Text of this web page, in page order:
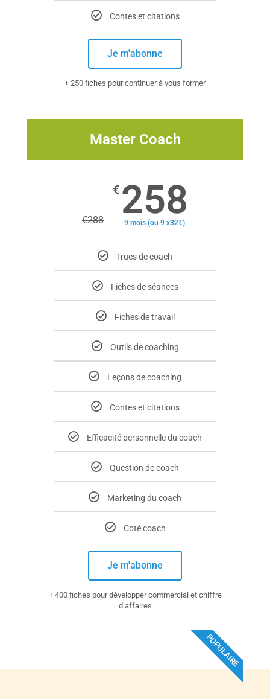
Contes et citations
Je m'abonne
+ 250 fiches pour continuer à vous former
Master Coach
€288
€ 258
9 mois (ou 9 x32€)
Trucs de coach
Fiches de séances
Fiches de travail
Outils de coaching
Leçons de coaching
Contes et citations
Efficacité personnelle du coach
Question de coach
Marketing du coach
Coté coach
Je m'abonne
+ 400 fiches pour développer commercial et chiffre
d’affaires
POPULAIRE